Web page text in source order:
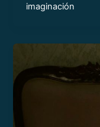
imaginación